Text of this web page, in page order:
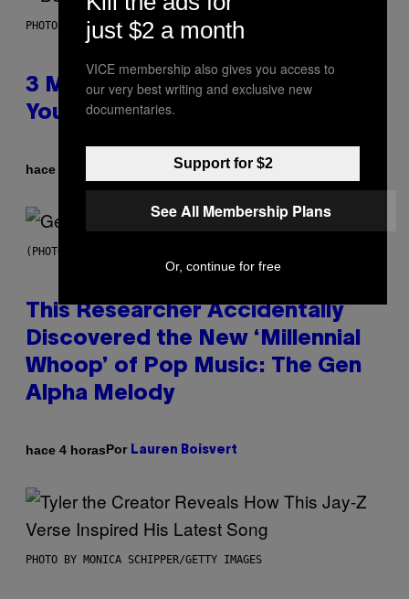
PHOTO BY KEVIN WINTER/GETTY IMAGES FOR RADIO DISNEY
3 Millennial Anthems That Make
You Think of Your Best Friend
hace 4 horas Lauren Boisvert
(PHOTO BY TAYLOR HILL/GETTY IMAGES)
This Researcher Accidentally
Discovered the New ‘Millennial
Whoop’ of Pop Music: The Gen
Alpha Melody
hace 4 horasPor Lauren Boisvert
PHOTO BY MONICA SCHIPPER/GETTY IMAGES
just $2 a month
VICE membership also gives you access to
our very best writing and exclusive new
documentaries.
Support for $2
See All Membership Plans
Or, continue for free